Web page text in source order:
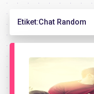
Etiket:Chat Random